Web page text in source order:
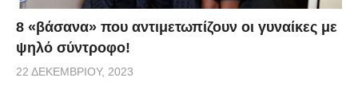
8 «βάσανα» που αντιμετωπίζουν οι γυναίκες με
ψηλό σύντροφο!
22 ΔΕΚΕΜΒΡΊΟΥ, 2023